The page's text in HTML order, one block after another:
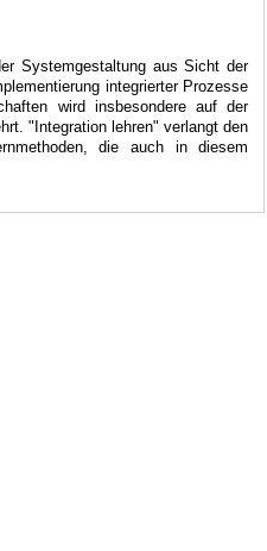
Systemgestaltung aus Sicht der
integrierter Prozesse
wird insbesondere auf der
"Integration lehren" verlangt den
die auch in diesem